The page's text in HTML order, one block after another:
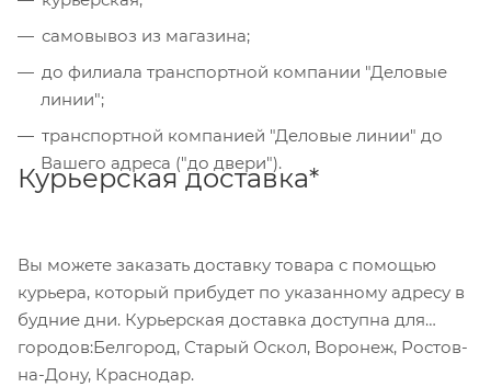
Также Вы можете оплатить товар, выбрав способ
"Банковский перевод", при этом будет
сформирован счет, который Вы сможете скачать
на странице оформления заказа и оплатить по
обратившись в отделение своего банка.
Для данного способа оплаты доступны к выбору
самовывоз из магазина;
до филиала транспортной компании "Деловые
линии";
транспортной компанией "Деловые линии" до
Вашего адреса ("до двери").
Курьерская доставка*
Вы можете заказать доставку товара с помощью
курьера, который прибудет по указанному адресу в
будние дни. Курьерская доставка доступна для
городов:Белгород, Старый Оскол, Воронеж, Ростов-
на-Дону, Краснодар.